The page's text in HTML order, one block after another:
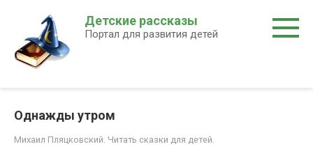
контенту
Детские рассказы
Портал для развития детей
Однажды утром
Михаил Пляцковский. Читать сказки для детей.